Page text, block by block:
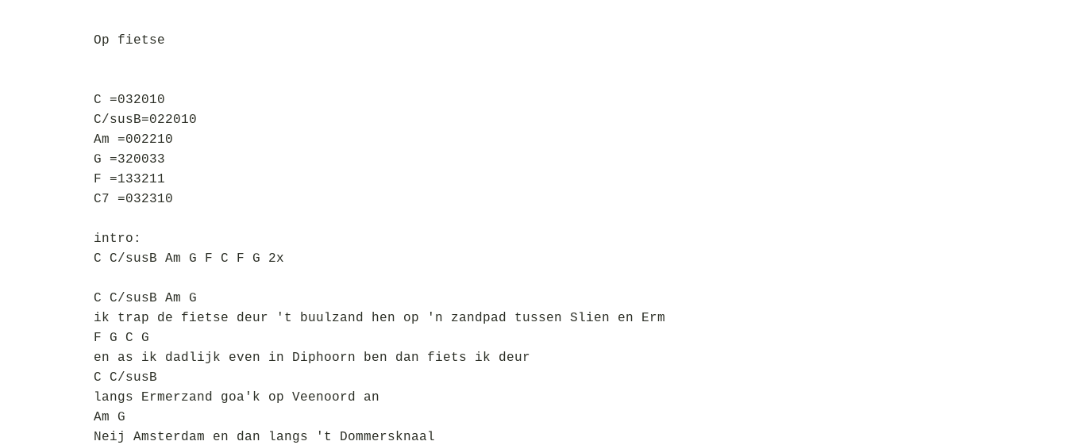
Op fietse
C =032010
C/susB=022010
Am =002210
G =320033
F =133211
C7 =032310
intro:
C C/susB Am G F C F G 2x
C C/susB Am G
ik trap de fietse deur 't buulzand hen op 'n zandpad tussen Slien en Erm
F G C G
en as ik dadlijk even in Diphoorn ben dan fiets ik deur
C C/susB
langs Ermerzand goa'k op Veenoord an
Am G
Neij Amsterdam en dan langs 't Dommersknaal